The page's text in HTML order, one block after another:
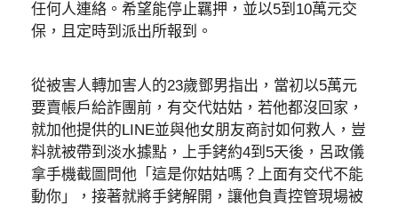
任何人連絡。希望能停止羈押，並以5到10萬元交
保，且定時到派出所報到。
從被害人轉加害人的23歲鄧男指出，當初以5萬元
要賣帳戶給詐團前，有交代姑姑，若他都沒回家，
就加他提供的LINE並與他女朋友商討如何救人，豈
料就被帶到淡水據點，上手銬約4到5天後，呂政儀
拿手機截圖問他「這是你姑姑嗎？上面有交代不能
動你」，接著就將手銬解開，讓他負責控管現場被